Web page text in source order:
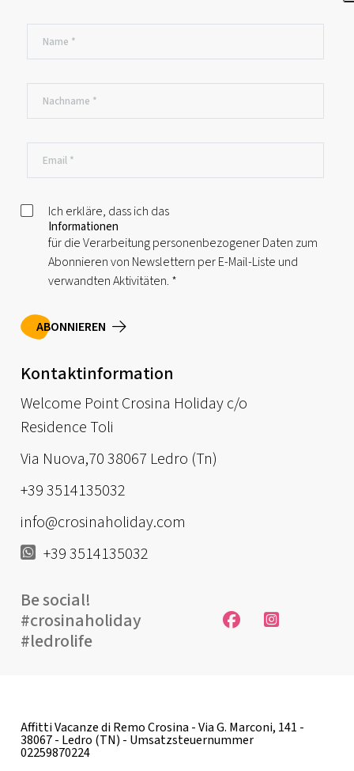
Ich erkläre, dass ich das
Informationen
für die Verarbeitung personenbezogener Daten zum
Abonnieren von Newslettern per E-Mail-Liste und
verwandten Aktivitäten. *
ABONNIEREN
Kontaktinformation
Welcome Point Crosina Holiday c/o
Residence Toli
Via Nuova,70 38067 Ledro (Tn)
+39 3514135032
info@crosinaholiday.com
+39 3514135032
Be social!
#crosinaholiday
#ledrolife
Affitti Vacanze di Remo Crosina - Via G. Marconi, 141 -
38067 - Ledro (TN) - Umsatzsteuernummer
02259870224